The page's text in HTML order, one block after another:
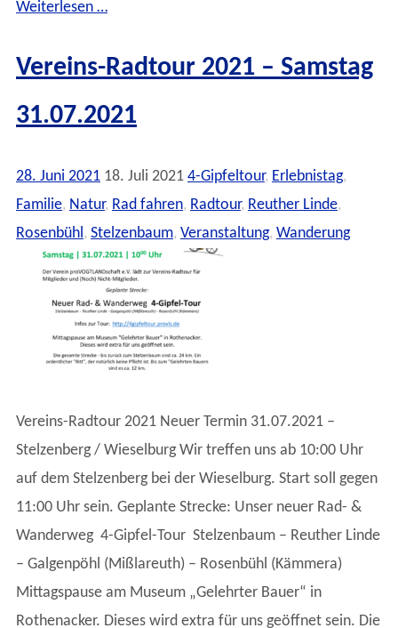
Weiterlesen …
Vereins-Radtour 2021 – Samstag
31.07.2021
28. Juni 2021 18. Juli 2021 4-Gipfeltour, Erlebnistag,
Familie, Natur, Rad fahren, Radtour, Reuther Linde,
Rosenbühl , Stelzenbaum, Veranstaltung, Wanderung
Vereins-Radtour 2021 Neuer Termin 31.07.2021 –
Stelzenberg / Wieselburg Wir treffen uns ab 10:00 Uhr
auf dem Stelzenberg bei der Wieselburg. Start soll gegen
11:00 Uhr sein. Geplante Strecke: Unser neuer Rad- &
Wanderweg 4-Gipfel-Tour Stelzenbaum – Reuther Linde
– Galgenpöhl (Mißlareuth) – Rosenbühl (Kämmera)
Mittagspause am Museum „Gelehrter Bauer“ in
Rothenacker. Dieses wird extra für uns geöffnet sein. Die